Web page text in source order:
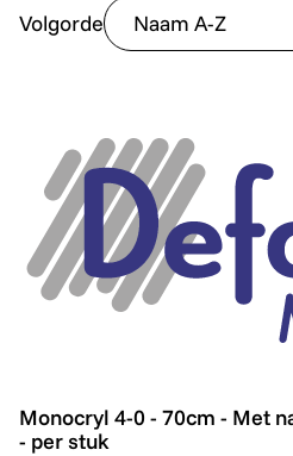
Volgorde
Monocryl 4-0 - 70cm - Met
Monocryl 4-0 - 70cm - Met
- per stuk